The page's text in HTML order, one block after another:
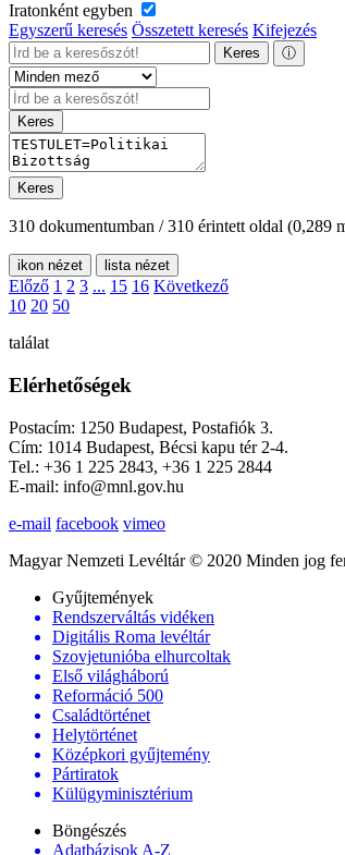
Iratonként egyben
Egyszerű keresés Összetett keresés Kifejezés
Keres ⓘ
Keres
Keres
310 dokumentumban / 310 érintett oldal (0,289
ikon nézet lista nézet
Előző 1 2 3 ... 15 16 Következő
10 20 50
találat
Elérhetőségek
Postacím: 1250 Budapest, Postafiók 3.
Cím: 1014 Budapest, Bécsi kapu tér 2-4.
Tel.: +36 1 225 2843, +36 1 225 2844
E-mail: info@mnl.gov.hu
e-mail facebook vimeo
Magyar Nemzeti Levéltár © 2020 Minden jog
Gyűjtemények
Rendszerváltás vidéken
Digitális Roma levéltár
Szovjetunióba elhurcoltak
Első világháború
Reformáció 500
Családtörténet
Helytörténet
Középkori gyűjtemény
Pártiratok
Külügyminisztérium
Böngészés
Adatbázisok A-Z